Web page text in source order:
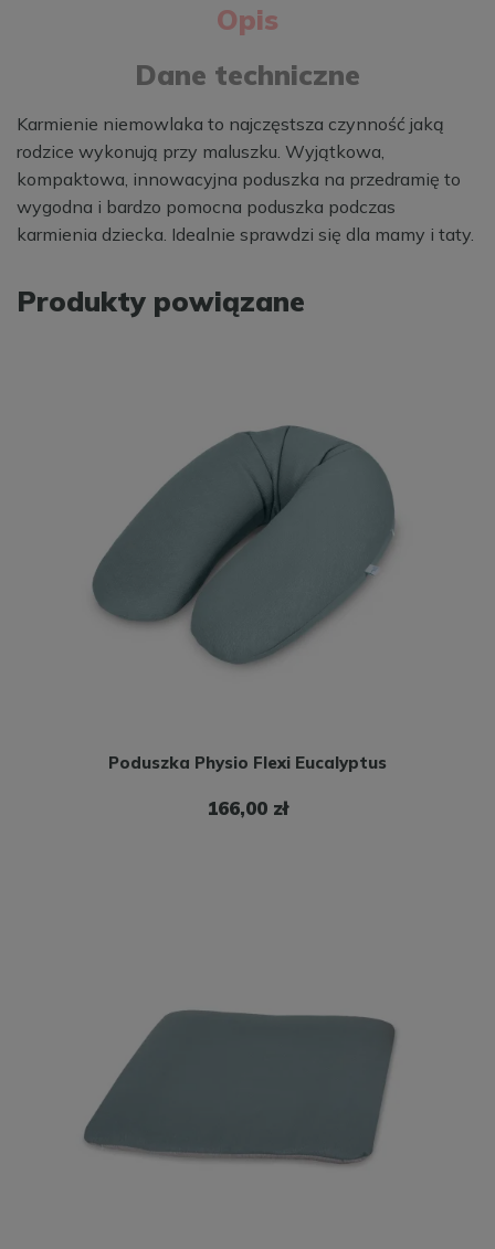
Opis
Dane techniczne
Karmienie niemowlaka to najczęstsza czynność jaką
rodzice wykonują przy maluszku. Wyjątkowa,
kompaktowa, innowacyjna poduszka na przedramię to
wygodna i bardzo pomocna poduszka podczas
karmienia dziecka. Idealnie sprawdzi się dla mamy i taty.
Produkty powiązane
Poduszka Physio Flexi Eucalyptus
166,00 zł